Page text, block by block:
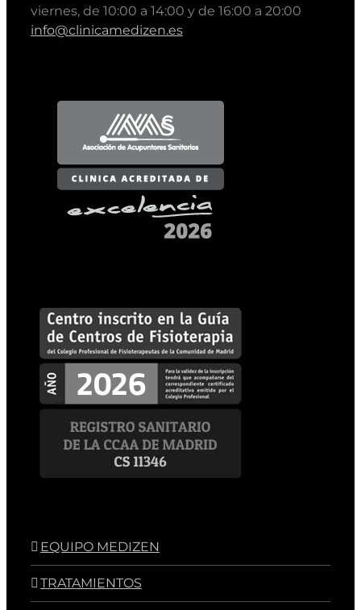
viernes, de 10:00 a 14:00 y de 16:00 a 20:00
info@clinicamedizen.es
EQUIPO MEDIZEN
TRATAMIENTOS